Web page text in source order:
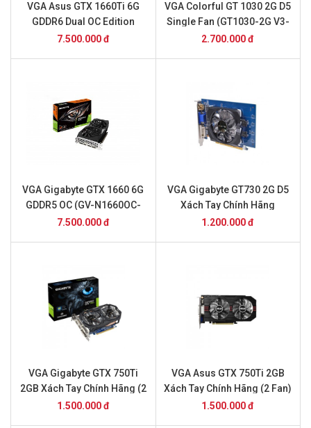
VGA Asus GTX 1660Ti 6G
GDDR6 Dual OC Edition
(DUAL-GTX1660TI-O6G)
7.500.000 đ
VGA Colorful GT 1030 2G D5
Single Fan (GT1030-2G V3-
V)
2.700.000 đ
VGA Gigabyte GTX 1660 6G
GDDR5 OC (GV-N1660OC-
6GD)
7.500.000 đ
VGA Gigabyte GT730 2G D5
Xách Tay Chính Hãng
1.200.000 đ
VGA Gigabyte GTX 750Ti
2GB Xách Tay Chính Hãng (2
Fan)
1.500.000 đ
VGA Asus GTX 750Ti 2GB
Xách Tay Chính Hãng (2 Fan)
1.500.000 đ